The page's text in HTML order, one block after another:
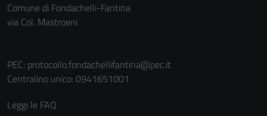
Comune di Fondachelli-Fantina
via Col. Mastroeni
PEC: protocollo.fondachellifantina@pec.it
Centralino unico: 0941651001
Leggi le FAQ